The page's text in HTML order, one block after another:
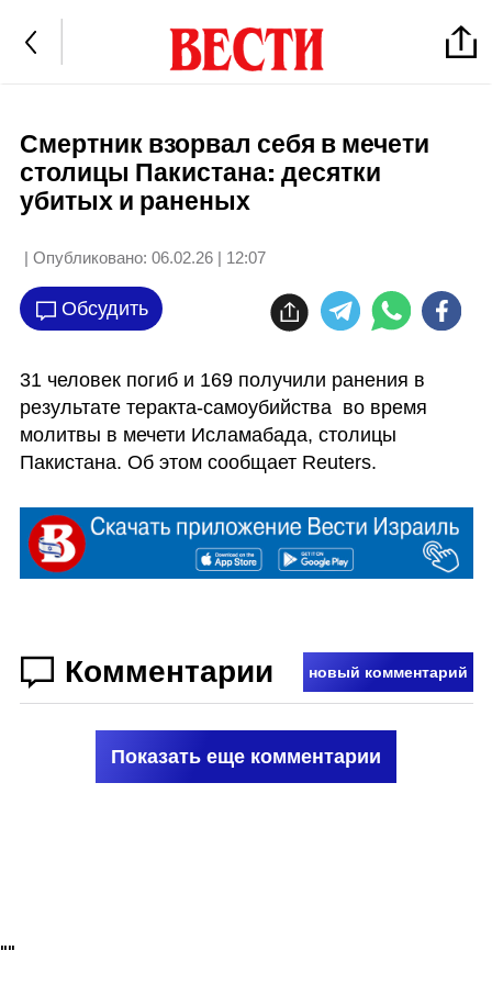
Смертник взорвал себя в мечети
столицы Пакистана: десятки
убитых и раненых
| Опубликовано: 06.02.26 | 12:07
Обсудить
31 человек погиб и 169 получили ранения в
результате теракта-самоубийства  во время
молитвы в мечети Исламабада, столицы
Пакистана. Об этом сообщает Reuters.
Комментарии новый комментарий
Показать еще комментарии
""